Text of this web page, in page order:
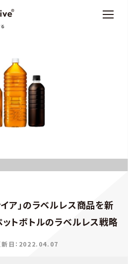
イア」のラベルレス商品を新
ットボトルのラベルレス戦略
新日：2022.04.07